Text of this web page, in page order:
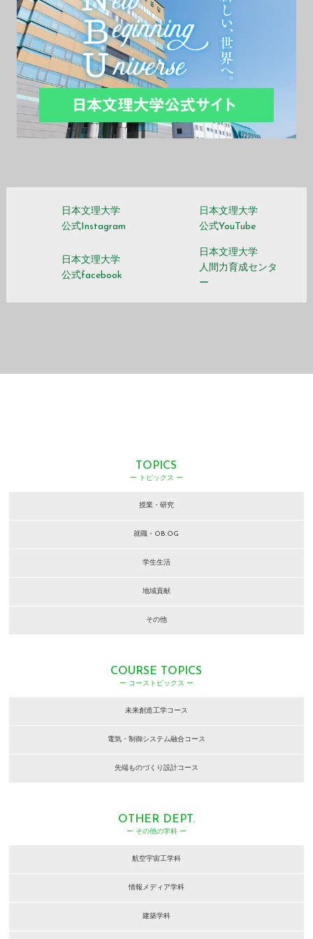
日本文理大学
公式Instagram
日本文理大学
公式YouTube
日本文理大学
公式facebook
日本文理大学
人間力育成センタ
ー
TOPICS
ー トピックス ー
授業・研究
就職・OB.OG
学生生活
地域貢献
その他
COURSE TOPICS
ー コーストピックス ー
未来創造工学コース
電気・制御システム融合コース
先端ものづくり設計コース
OTHER DEPT.
ー その他の学科 ー
航空宇宙工学科
情報メディア学科
建築学科